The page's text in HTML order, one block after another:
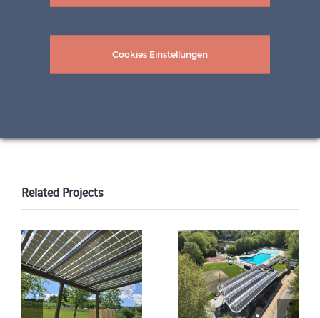
Bilder: ©Wachter Bau- und Kunstschlosserei
Related Projects
Cookies Einstellungen